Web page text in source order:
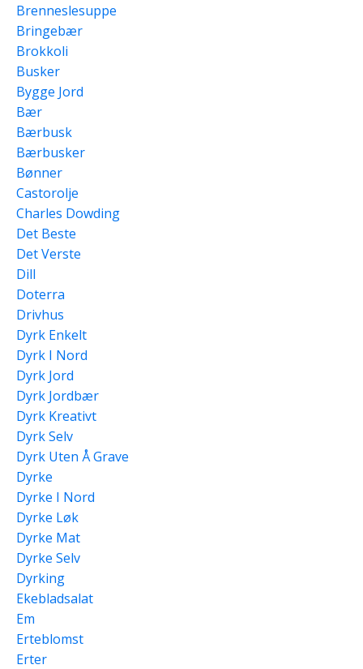
Brenneslesuppe
Bringebær
Brokkoli
Busker
Bygge Jord
Bær
Bærbusk
Bærbusker
Bønner
Castorolje
Charles Dowding
Det Beste
Det Verste
Dill
Doterra
Drivhus
Dyrk Enkelt
Dyrk I Nord
Dyrk Jord
Dyrk Jordbær
Dyrk Kreativt
Dyrk Selv
Dyrk Uten Å Grave
Dyrke
Dyrke I Nord
Dyrke Løk
Dyrke Mat
Dyrke Selv
Dyrking
Ekebladsalat
Em
Erteblomst
Erter